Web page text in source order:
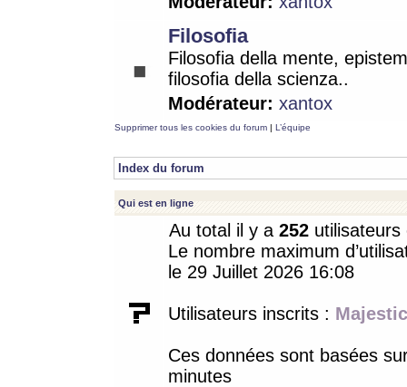
Filosofia
Filosofia della mente,
filosofia della scienza..
Modérateur: xantox
Supprimer tous les cookies du forum | L’équipe
Index du forum
Qui est en ligne
Au total il y a 252
Le nombre maximum
le 29 Juillet 2026 16:08
Utilisateurs inscrits :
Ces données sont basées
minutes